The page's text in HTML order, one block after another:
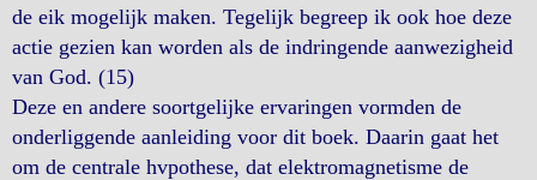
de eik mogelijk maken. Tegelijk begreep ik ook hoe deze
actie gezien kan worden als de indringende aanwezigheid
van God. (15)
Deze en andere soortgelijke ervaringen vormden de
onderliggende aanleiding voor dit boek. Daarin gaat het
om de centrale hvpothese, dat elektromagnetisme de